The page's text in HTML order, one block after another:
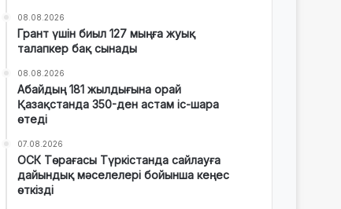
08.08.2026
Грант үшін биыл 127 мыңға жуық
талапкер бақ сынады
08.08.2026
Абайдың 181 жылдығына орай
Қазақстанда 350-ден астам іс-шара
өтеді
07.08.2026
ОСК Төрағасы Түркістанда сайлауға
дайындық мәселелері бойынша кеңес
өткізді